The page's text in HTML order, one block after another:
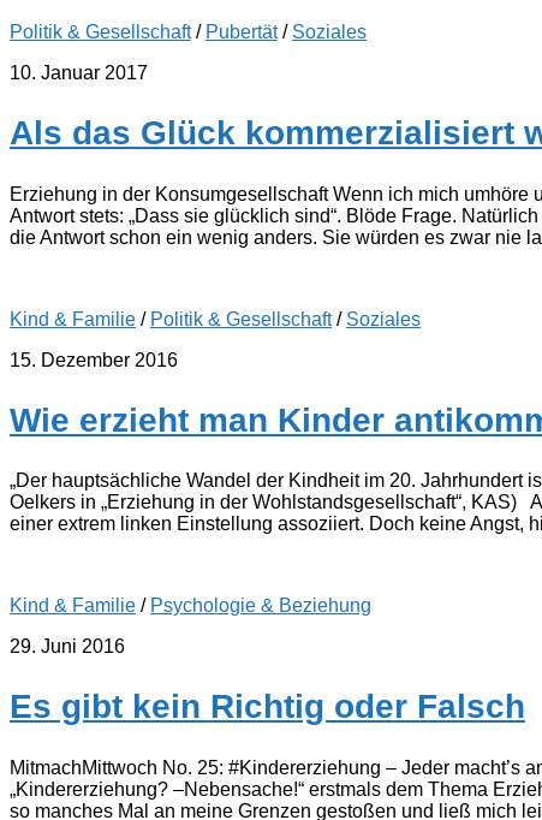
Politik & Gesellschaft/ Pubertät/ Soziales
10. Januar 2017
Als das Glück kommerzialisiert
Erziehung in der Konsumgesellschaft Wenn ich mich
Antwort stets: „Dass sie glücklich sind“. Blöde Frage.
die Antwort schon ein wenig anders. Sie würden es zwar nie
Kind & Familie / Politik & Gesellschaft/ Soziales
15. Dezember 2016
Wie erzieht man Kinder
„Der hauptsächliche Wandel der Kindheit im 20. Jahrhundert
Oelkers in „Erziehung in der Wohlstandsgesellschaft“,
einer extrem linken Einstellung assoziiert. Doch keine Angst,
Kind & Familie / Psychologie & Beziehung
29. Juni 2016
Es gibt kein Richtig oder Falsch
MitmachMittwoch No. 25: #Kindererziehung – Jeder macht’s
„Kindererziehung? –Nebensache!“ erstmals dem Thema
so manches Mal an meine Grenzen gestoßen und ließ mich